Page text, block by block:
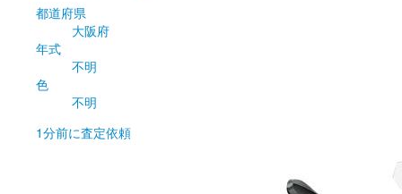
都道府県
大阪府
年式
不明
色
不明
1分前に査定依頼